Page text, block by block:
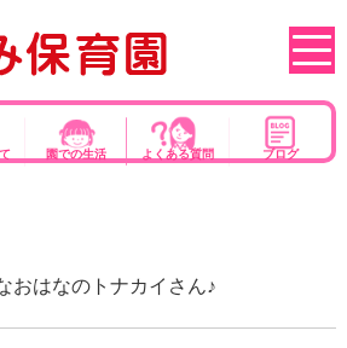
園での生活 よくある質問 ブログ
おはなのトナカイさん♪